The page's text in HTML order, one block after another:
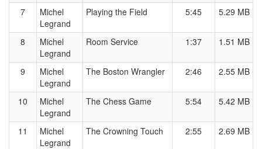
7
Michel
Legrand
Playing the Field 5:45 5.29 MB
8
Michel
Legrand
Room Service 1:37 1.51 MB
9
Michel
Legrand
The Boston Wrangler 2:46 2.55 MB
10
Michel
Legrand
The Chess Game 5:54 5.42 MB
11
Michel
Legrand
The Crowning Touch 2:55 2.69 MB